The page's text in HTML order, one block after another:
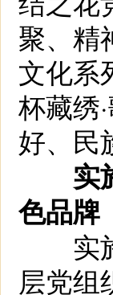
聚、精
文化系
杯藏绣
好、民
实
色品牌
实施
层党组